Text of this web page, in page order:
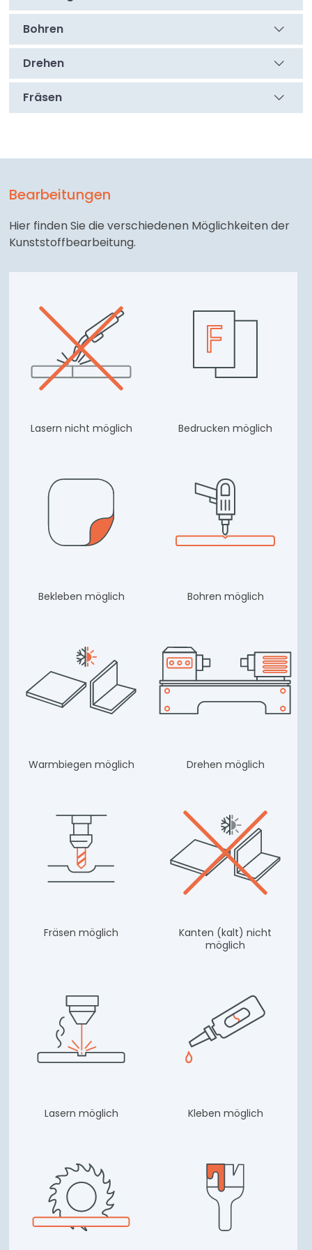
Bohren
Drehen
Fräsen
Bearbeitungen
Hier finden Sie die verschiedenen Möglichkeiten der
Kunststoffbearbeitung.
Lasern nicht möglich Bedrucken möglich
Bekleben möglich Bohren möglich
Warmbiegen möglich Drehen möglich
Fräsen möglich
Kanten (kalt) nicht
möglich
Lasern möglich Kleben möglich